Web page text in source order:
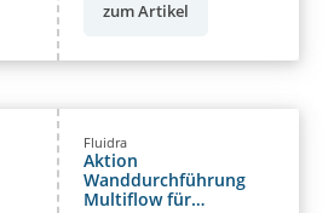
zum Artikel
Fluidra
Aktion
Wanddurchführung
Multiflow für